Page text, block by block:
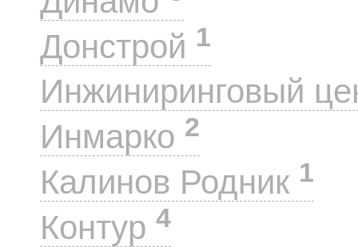
Донстрой 1
Инжиниринговый
Инмарко 2
Калинов Родник 1
Контур 4